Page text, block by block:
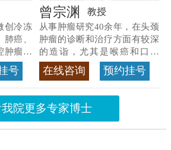
创冷冻
癌、
肿瘤等
号
曾宗渊 教授
从事肿瘤研究40余年，在头颈
肿瘤的诊断和治疗方面有较深
的造诣，尤其是喉癌和口腔
癌，迄今仍是广东喉癌单病种
首席专家 >>查看专家详情
在线咨询 预约挂号
院更多专家博士